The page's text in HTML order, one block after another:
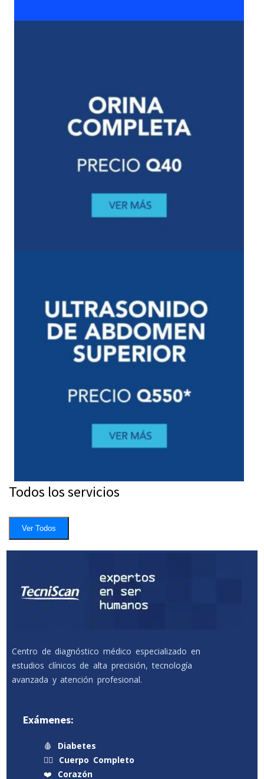
Todos los servicios
Ver Todos
Centro de diagnóstico médico especializado en
estudios clínicos de alta precisión, tecnología
avanzada y atención profesional.
Exámenes:
🩸
Diabetes
🧍‍♂️
Cuerpo Completo
❤️
Corazón